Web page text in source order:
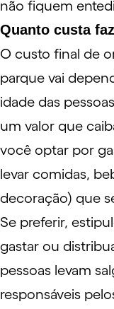
não fiquem
Quanto custa
O custo final de
parque vai
idade das
um valor que
você optar por
levar comidas,
decoração) que
Se preferir,
gastar ou
pessoas levam
responsáveis